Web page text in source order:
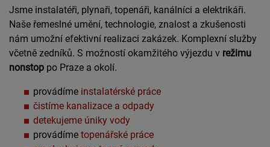
Jsme instalatéři, plynaři, topenáři, kanálníci a elektrikáři.
Naše řemeslné umění, technologie, znalost a zkušenosti
nám umožní efektivní realizaci zakázek. Komplexní služby
včetně zedníků. S možností okamžitého výjezdu v režimu
nonstop po Praze a okolí.
provádíme instalatérské práce
čistíme kanalizace a odpady
detekujeme úniky vody
provádíme topenářské práce